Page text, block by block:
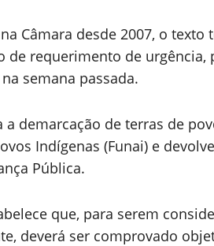
Câmara desde 2007, o texto
de requerimento de urgência,
semana passada.
a demarcação de terras de
Indígenas (Funai) e
Pública.
que, para serem
deverá ser comprovado